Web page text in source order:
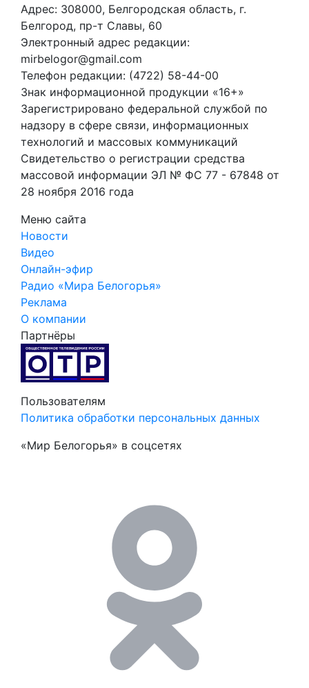
Адрес: 308000, Белгородская область, г.
Белгород, пр-т Славы, 60
Электронный адрес редакции:
mirbelogor@gmail.com
Телефон редакции: (4722) 58-44-00
Знак информационной продукции «16+»
Зарегистрировано федеральной службой по
надзору в сфере связи, информационных
технологий и массовых коммуникаций
Свидетельство о регистрации средства
массовой информации ЭЛ № ФС 77 - 67848 от
28 ноября 2016 года
Меню сайта
Новости
Видео
Онлайн-эфир
Радио «Мира Белогорья»
Реклама
О компании
Партнёры
Пользователям
Политика обработки персональных данных
«Мир Белогорья» в соцсетях